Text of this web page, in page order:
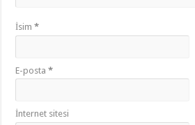
İsim*
E-posta*
İnternet sitesi